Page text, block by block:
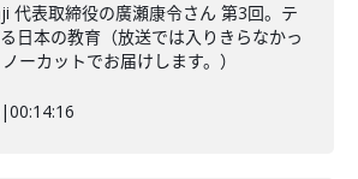
代表取締役の廣瀬康令さん 第3回。テ
日本の教育（放送では入りきらなかっ
ーカットでお届けします。）
|00:14:16